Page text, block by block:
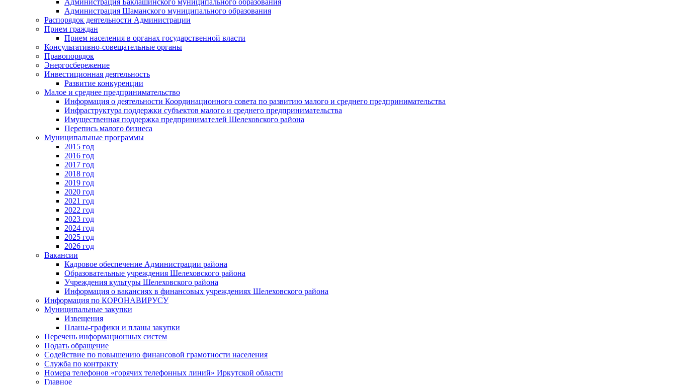
Администрация Шаманского муниципального образования
Распорядок деятельности Администрации
Прием граждан
Прием населения в органах государственной власти
Консультативно-совещательные органы
Правопорядок
Энергосбережение
Инвестиционная деятельность
Развитие конкуренции
Малое и среднее предпринимательство
Информация о деятельности Координационного совета по развитию малого и среднего предпринимательства
Инфраструктура поддержки субъектов малого и среднего предпринимательства
Имущественная поддержка предпринимателей Шелеховского района
Перепись малого бизнеса
Муниципальные программы
2015 год
2016 год
2017 год
2018 год
2019 год
2020 год
2021 год
2022 год
2023 год
2024 год
2025 год
2026 год
Вакансии
Кадровое обеспечение Администрации района
Образовательные учреждения Шелеховского района
Учреждения культуры Шелеховского района
Информация о вакансиях в финансовых учреждениях Шелеховского района
Информация по КОРОНАВИРУСУ
Муниципальные закупки
Извещения
Планы-графики и планы закупки
Перечень информационных систем
Подать обращение
Содействие по повышению финансовой грамотности населения
Служба по контракту
Номера телефонов «горячих телефонных линий» Иркутской области
Главное